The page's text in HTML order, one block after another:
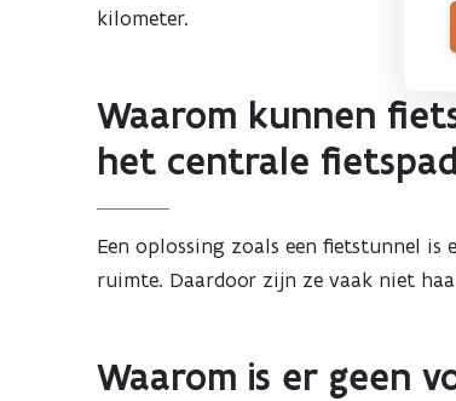
kilometer.
Waarom kunnen
het centrale
Een oplossing zoals een fietstunnel is
ruimte. Daardoor zijn ze vaak niet
Waarom is er geen